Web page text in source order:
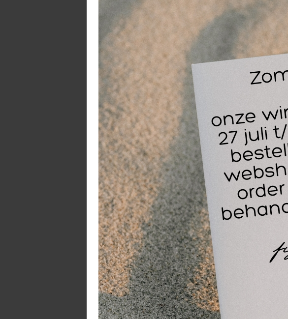
Instant coldpack 20
Knijp de verpakking
seconden. Breng
de huid
verstuikingen,
Op zoek naar een
voor
packs die weer de
Eigenschappen
Doorboor of open
Gebruik de zak
Samenstelling:
Eenvoudig en
De kou bereikt
Aanpasbaar, hardt
Droog koud zonder
Voorkoeling is niet
Afmetingen: 20cm x
Individuele
Wellicht